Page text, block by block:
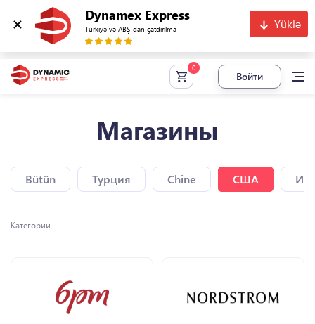
Dynamex Express
Türkiyə və ABŞ-dan çatdırılma Yüklə
Войти
Магазины
Bütün Турция Chine США
Категории